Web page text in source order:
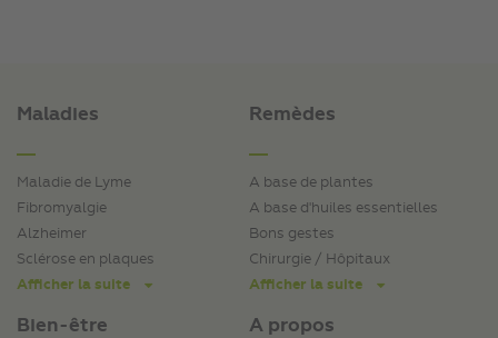
Maladies
Maladie de Lyme
Fibromyalgie
Alzheimer
Sclérose en plaques
Afficher la suite
Bien-être
Remèdes
A base de plantes
A base d'huiles essentielles
Bons gestes
Chirurgie / Hôpitaux
Afficher la suite
A propos